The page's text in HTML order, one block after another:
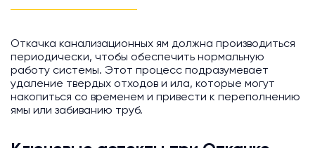
Откачка канализационных ям должна производиться
периодически, чтобы обеспечить нормальную
работу системы. Этот процесс подразумевает
удаление твердых отходов и ила, которые могут
накопиться со временем и привести к переполнению
ямы или забиванию труб.